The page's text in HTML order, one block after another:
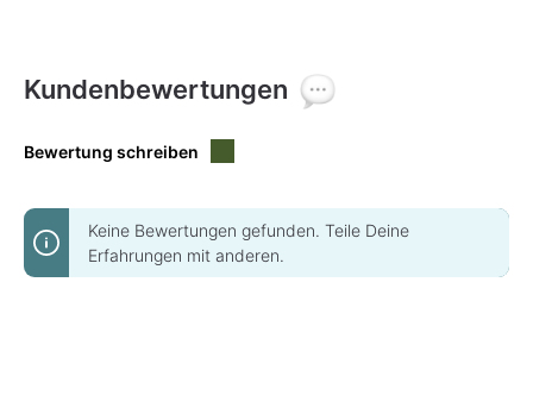
Kundenbewertungen
Bewertung schreiben
Keine Bewertungen gefunden. Teile Deine
Erfahrungen mit anderen.